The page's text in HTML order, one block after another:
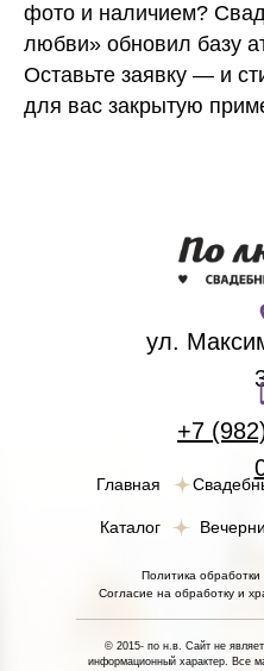
фото и наличием?
любви» обновил базу
Оставьте заявку — и
для вас закрытую
ул.
© 2015- по н.в. Сайт не
информационный характер. Все
Политика
Согласие на обработку и
+7
Каталог
Главная